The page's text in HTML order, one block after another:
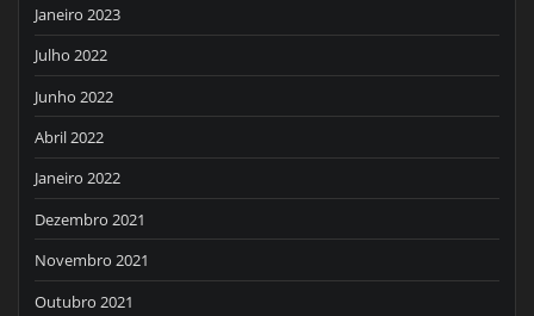
Janeiro 2023
Julho 2022
Junho 2022
Abril 2022
Janeiro 2022
Dezembro 2021
Novembro 2021
Outubro 2021